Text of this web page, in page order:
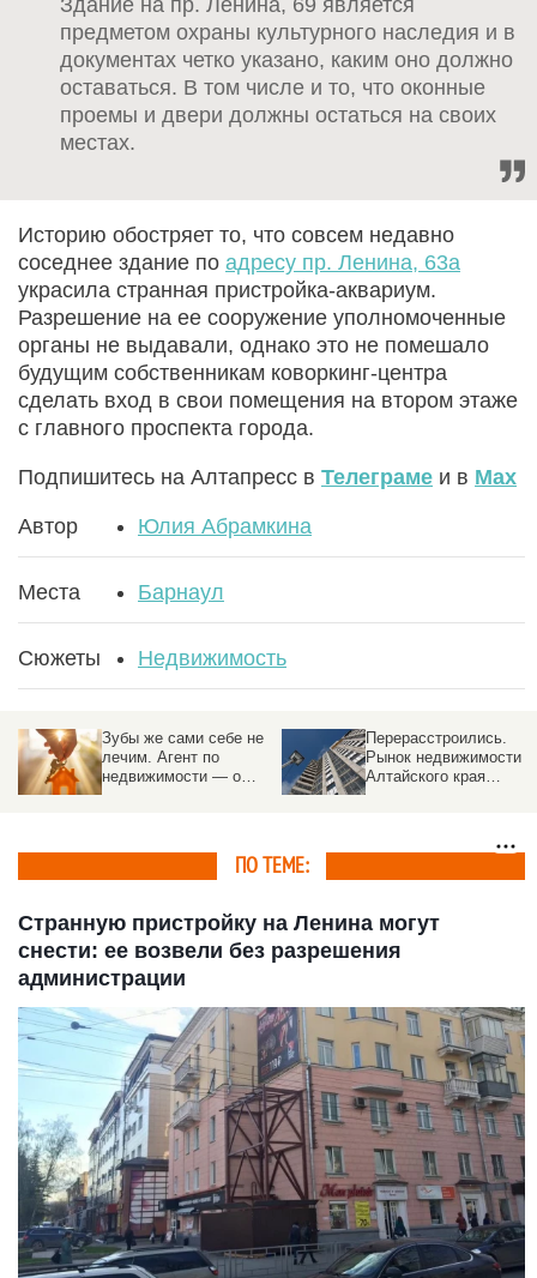
Здание на пр. Ленина, 69 является
предметом охраны культурного наследия и в
документах четко указано, каким оно должно
оставаться. В том числе и то, что оконные
проемы и двери должны остаться на своих
местах.
Историю обостряет то, что совсем недавно
соседнее здание по адресу пр. Ленина, 63а
украсила странная пристройка-аквариум.
Разрешение на ее сооружение уполномоченные
органы не выдавали, однако это не помешало
будущим собственникам коворкинг-центра
сделать вход в свои помещения на втором этаже
с главного проспекта города.
Подпишитесь на Алтапресс в Телеграме и в Max
Автор Юлия Абрамкина
Места Барнаул
Сюжеты Недвижимость
Зубы же сами себе не
лечим. Агент по
недвижимости — о
Перерасстроились.
Рынок недвижимости
Алтайского края
ПО ТЕМЕ:
Странную пристройку на Ленина могут
снести: ее возвели без разрешения
администрации